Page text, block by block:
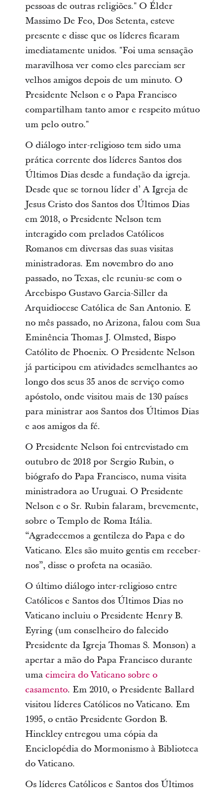
pessoas de outras religiões." O Élder
Massimo De Feo, Dos Setenta, esteve
presente e disse que os líderes ficaram
imediatamente unidos. "Foi uma sensação
maravilhosa ver como eles pareciam ser
velhos amigos depois de um minuto. O
Presidente Nelson e o Papa Francisco
compartilham tanto amor e respeito mútuo
um pelo outro."
O diálogo inter-religioso tem sido uma
prática corrente dos líderes Santos dos
Últimos Dias desde a fundação da igreja.
Desde que se tornou líder d’ A Igreja de
Jesus Cristo dos Santos dos Últimos Dias
em 2018, o Presidente Nelson tem
interagido com prelados Católicos
Romanos em diversas das suas visitas
ministradoras. Em novembro do ano
passado, no Texas, ele reuniu-se com o
Arcebispo Gustavo Garcia-Siller da
Arquidiocese Católica de San Antonio. E
no mês passado, no Arizona, falou com Sua
Eminência Thomas J. Olmsted, Bispo
Católito de Phoenix. O Presidente Nelson
já participou em atividades semelhantes ao
longo dos seus 35 anos de serviço como
apóstolo, onde visitou mais de 130 países
para ministrar aos Santos dos Últimos Dias
e aos amigos da fé.
O Presidente Nelson foi entrevistado em
outubro de 2018 por Sergio Rubin, o
biógrafo do Papa Francisco, numa visita
ministradora ao Uruguai. O Presidente
Nelson e o Sr. Rubin falaram, brevemente,
sobre o Templo de Roma Itália.
“Agradecemos a gentileza do Papa e do
Vaticano. Eles são muito gentis em receber-
nos”, disse o profeta na ocasião.
O último diálogo inter-religioso entre
Católicos e Santos dos Últimos Dias no
Vaticano incluiu o Presidente Henry B.
Eyring (um conselheiro do falecido
Presidente da Igreja Thomas S. Monson) a
apertar a mão do Papa Francisco durante
uma cimeira do Vaticano sobre o
casamento. Em 2010, o Presidente Ballard
visitou líderes Católicos no Vaticano. Em
1995, o então Presidente Gordon B.
Hinckley entregou uma cópia da
Enciclopédia do Mormonismo à Biblioteca
do Vaticano.
Os líderes Católicos e Santos dos Últimos